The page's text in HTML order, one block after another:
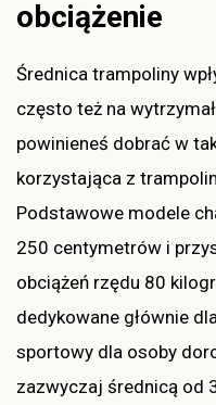
obciążenie
Średnica trampoliny
często też na
powinieneś dobrać w
korzystająca z
Podstawowe modele
250 centymetrów i
obciążeń rzędu 80
dedykowane głównie
sportowy dla osoby
zazwyczaj średnicą od